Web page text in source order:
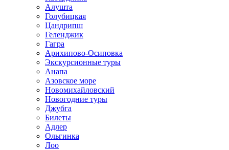
Алушта
Голубицкая
Цандрипш
Геленджик
Гагра
Арихипово-Осиповка
Экскурсионные туры
Анапа
Азовское море
Новомихайловский
Новогодние туры
Джубга
Билеты
Адлер
Ольгинка
Лоо